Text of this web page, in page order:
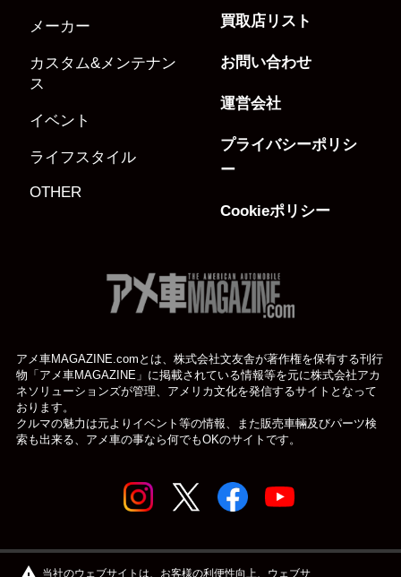
メーカー
カスタム&メンテナン
ス
イベント
ライフスタイル
OTHER
買取店リスト
お問い合わせ
運営会社
プライバシーポリシ
ー
Cookieポリシー
アメ車MAGAZINE.comとは、株式会社文友舎が著作権を保有する刊行
物「アメ車MAGAZINE」に掲載されている情報等を元に株式会社アカ
ネソリューションズが管理、アメリカ文化を発信するサイトとなって
おります。
クルマの魅力は元よりイベント等の情報、また販売車輛及びパーツ検
索も出来る、アメ車の事なら何でもOKのサイトです。
© アメ車のWEBマガジン アメ車マガジン公式WEBサイト
当社のウェブサイトは、お客様の利便性向上、ウェブサ